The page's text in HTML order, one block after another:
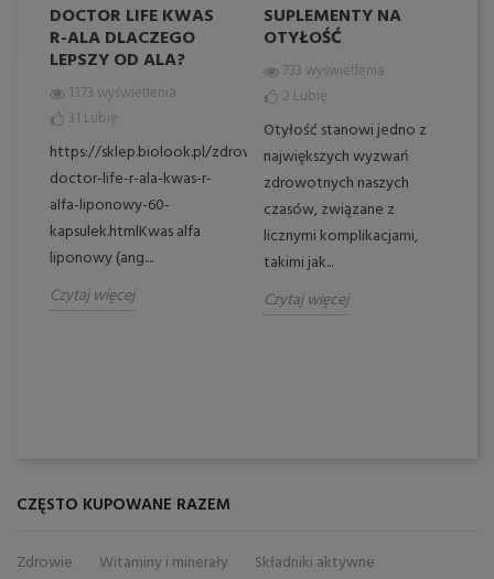
DOCTOR LIFE KWAS
R-ALA DLACZEGO
LEPSZY OD ALA?
1373 wyświetlenia
31 Lubię
https://sklep.biolook.pl/zdrowie/260-
doctor-life-r-ala-kwas-r-
alfa-liponowy-60-
kapsulek.htmlKwas alfa
liponowy (ang....
Czytaj więcej
SUPLEMENTY NA
OTYŁOŚĆ
733 wyświetlenia
2 Lubię
Otyłość stanowi jedno z
największych wyzwań
zdrowotnych naszych
czasów, związane z
licznymi komplikacjami,
takimi jak...
Czytaj więcej
CZĘSTO KUPOWANE RAZEM
Zdrowie Witaminy i minerały
Składniki aktywne